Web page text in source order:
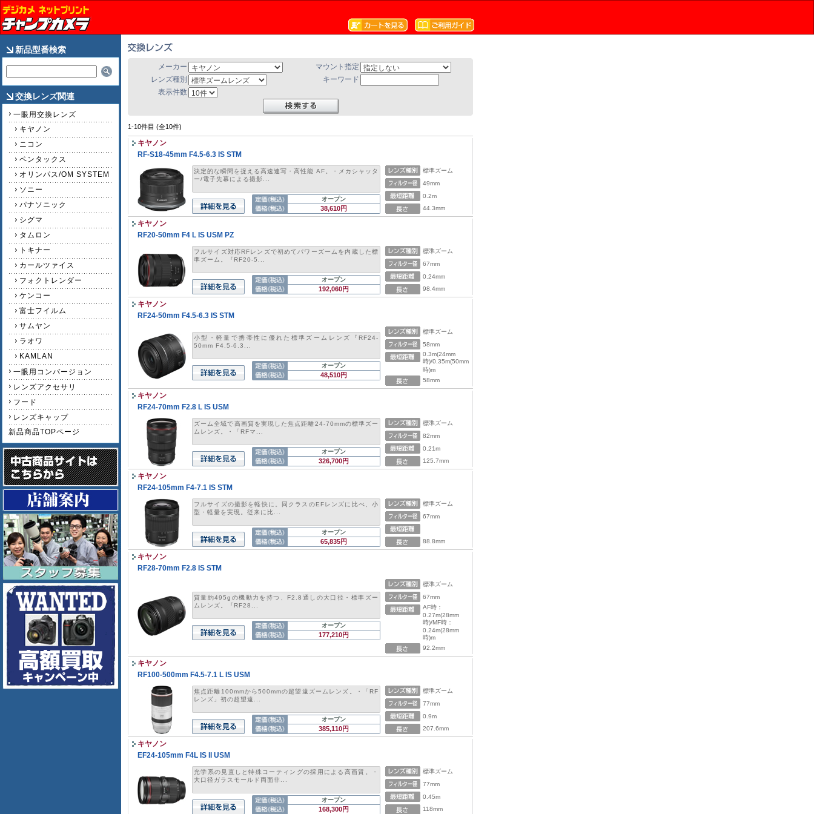
新品型番検索
交換レンズ関連
一眼用交換レンズ
キヤノン
ニコン
ペンタックス
オリンパス/OM SYSTEM
ソニー
パナソニック
シグマ
タムロン
トキナー
カールツァイス
フォクトレンダー
ケンコー
富士フイルム
サムヤン
ラオワ
KAMLAN
一眼用コンバージョン
レンズアクセサリ
フード
レンズキャップ
新品商品TOPページ
メーカー
マウント指定
レンズ種別
キーワード
表示件数
1-10件目 (全10件)
キヤノン
RF-S18-45mm F4.5-6.3 IS STM
決定的な瞬間を捉える高速連写・高性能 AF。・メカシャッタ
ー/電子先幕による撮影...
オープン
38,610円
標準ズーム
49mm
0.2m
44.3mm
キヤノン
RF20-50mm F4 L IS USM PZ
フルサイズ対応RFレンズで初めてパワーズームを内蔵した標
準ズーム。『RF20-5...
オープン
192,060円
標準ズーム
67mm
0.24mm
98.4mm
キヤノン
RF24-50mm F4.5-6.3 IS STM
小型・軽量で携帯性に優れた標準ズームレンズ『RF24-
50mm F4.5-6.3...
オープン
48,510円
標準ズーム
58mm
0.3m(24mm
時)/0.35m(50mm
時)m
58mm
キヤノン
RF24-70mm F2.8 L IS USM
ズーム全域で高画質を実現した焦点距離24-70mmの標準ズー
ムレンズ。・「RFマ...
オープン
326,700円
標準ズーム
82mm
0.21m
125.7mm
キヤノン
RF24-105mm F4-7.1 IS STM
フルサイズの撮影を軽快に。同クラスのEFレンズに比べ、小
型・軽量を実現。従来に比...
オープン
65,835円
標準ズーム
67mm
88.8mm
キヤノン
RF28-70mm F2.8 IS STM
質量約495gの機動力を持つ、F2.8通しの大口径・標準ズー
ムレンズ。『RF28...
オープン
177,210円
標準ズーム
67mm
AF時：
0.27m(28mm
時)/MF時：
0.24m(28mm
時)m
92.2mm
キヤノン
RF100-500mm F4.5-7.1 L IS USM
焦点距離100mmから500mmの超望遠ズームレンズ。・「RF
レンズ」初の超望遠...
オープン
385,110円
標準ズーム
77mm
0.9m
207.6mm
キヤノン
EF24-105mm F4L IS II USM
光学系の見直しと特殊コーティングの採用による高画質。・
大口径ガラスモールド両面非...
オープン
168,300円
標準ズーム
77mm
0.45m
118mm